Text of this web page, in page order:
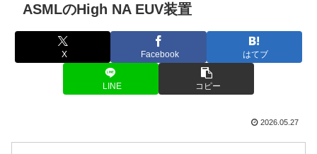
ASMLのHigh NA EUV装置
X Facebook はてブ
LINE コピー
2026.05.27